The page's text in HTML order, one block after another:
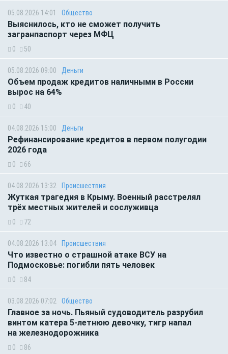
05.08.2026 14:01 Общество
Выяснилось, кто не сможет получить
загранпаспорт через МФЦ
0 50
05.08.2026 09:00 Деньги
Объем продаж кредитов наличными в России
вырос на 64%
0 40
04.08.2026 15:00 Деньги
Рефинансирование кредитов в первом полугодии
2026 года
0 66
04.08.2026 13:32 Происшествия
Жуткая трагедия в Крыму. Военный расстрелял
трёх местных жителей и сослуживца
0 72
04.08.2026 13:04 Происшествия
Что известно о страшной атаке ВСУ на
Подмосковье: погибли пять человек
0 84
03.08.2026 07:02 Общество
Главное за ночь. Пьяный судоводитель разрубил
винтом катера 5-летнюю девочку, тигр напал
на железнодорожника
0 86